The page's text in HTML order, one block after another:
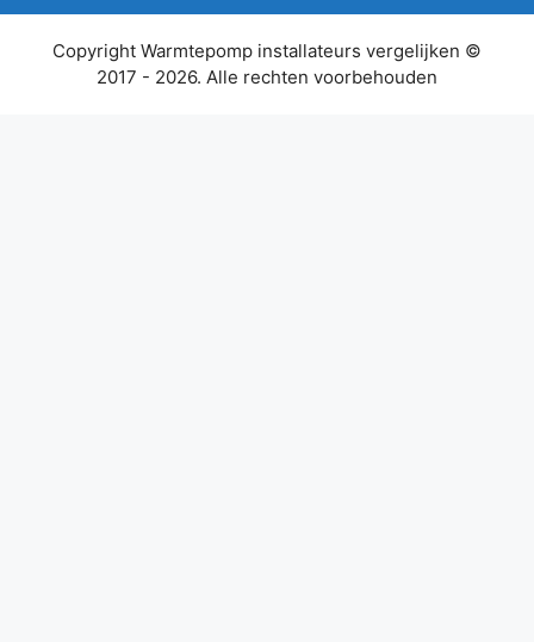
Copyright Warmtepomp installateurs vergelijken ©
2017 - 2026. Alle rechten voorbehouden